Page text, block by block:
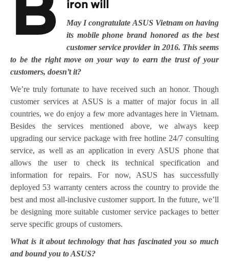
B iron will
May I congratulate ASUS Vietnam on having
its mobile phone brand honored as the best
customer service provider in 2016. This seems
to be the right move on your way to earn the trust of your
customers, doesn’t it?
We’re truly fortunate to have received such an honor. Though
customer services at ASUS is a matter of major focus in all
countries, we do enjoy a few more advantages here in Vietnam.
Besides the services mentioned above, we always keep
upgrading our service package with free hotline 24/7 consulting
service, as well as an application in every ASUS phone that
allows the user to check its technical specification and
information for repairs. For now, ASUS has successfully
deployed 53 warranty centers across the country to provide the
best and most all-inclusive customer support. In the future, we’ll
be designing more suitable customer service packages to better
serve specific groups of customers.
What is it about technology that has fascinated you so much
and bound you to ASUS?